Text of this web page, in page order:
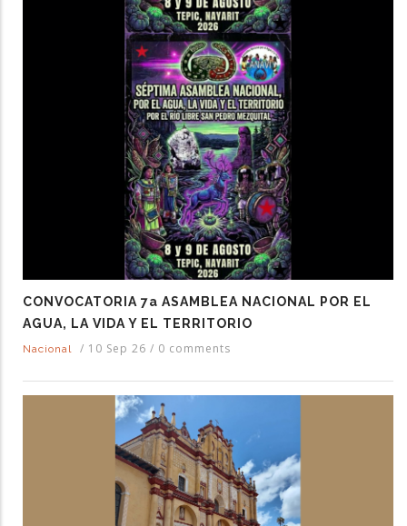
CONVOCATORIA 7a ASAMBLEA NACIONAL POR EL
AGUA, LA VIDA Y EL TERRITORIO
Nacional / 10 Sep 26 / 0 comments